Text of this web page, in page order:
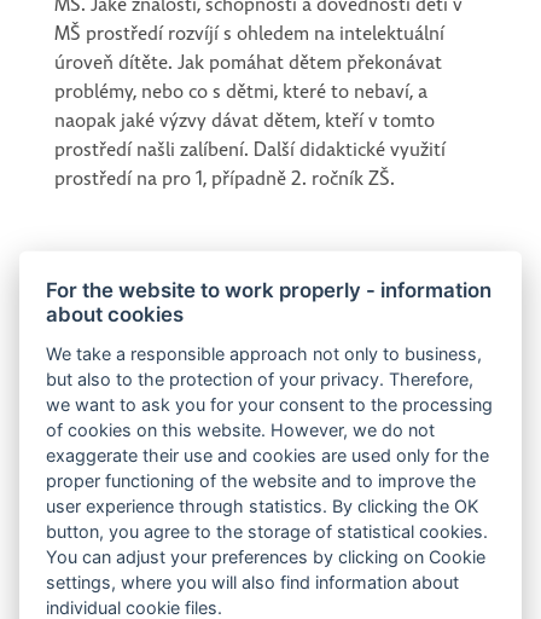
MŠ prostředí rozvíjí s ohledem na intelektuální
úroveň dítěte. Jak pomáhat dětem překonávat
problémy, nebo co s dětmi, které to nebaví, a
naopak jaké výzvy dávat dětem, kteří v tomto
prostředí našli zalíbení. Další didaktické využití
prostředí na pro 1, případně 2. ročník ZŠ.
2 x 90 minut (mezi devadesátiminutovými bloky
30 minut přestávka)
Anotace:Aktivní seznámení účastníků se dvěma
vybranými průřezovými tématy (jako např. Rytmus,
Kombinatorika, Číslo, Tvar, Rovnost) způsobem,
který učitel může aplikovat ve své třídě. V prvním
vybraném průřezovém tématu jsou akcentovány na
procesy, ve druhém vybraném průřezovém tématu
je akcentováno porovnávání vytvořených objektů.
Organizace práce třídy. Didaktické cíle výukového
prostředí (v MŠ). Gradace výzev (problémů) ve
For the website to work properly - information
about cookies
We take a responsible approach not only to business,
but also to the protection of your privacy. Therefore,
we want to ask you for your consent to the processing
of cookies on this website. However, we do not
exaggerate their use and cookies are used only for the
proper functioning of the website and to improve the
user experience through statistics. By clicking the OK
button, you agree to the storage of statistical cookies.
You can adjust your preferences by clicking on Cookie
settings, where you will also find information about
individual cookie files.